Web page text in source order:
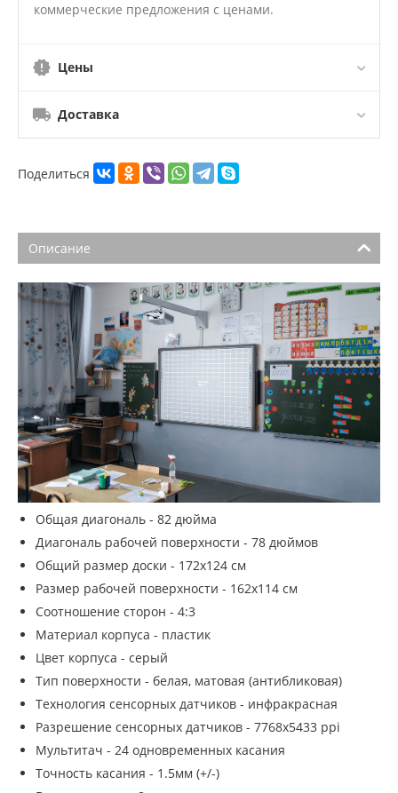
коммерческие предложения с ценами.
Цены
Доставка
Поделиться
Описание
Общая диагональ - 82 дюйма
Диагональ рабочей поверхности - 78 дюймов
Общий размер доски - 172х124 см
Размер рабочей поверхности - 162х114 см
Соотношение сторон - 4:3
Материал корпуса - пластик
Цвет корпуса - серый
Тип поверхности - белая, матовая (антибликовая)
Технология сенсорных датчиков - инфракрасная
Разрешение сенсорных датчиков - 7768x5433 ppi
Мультитач - 24 одновременных касания
Точность касания - 1.5мм (+/-)